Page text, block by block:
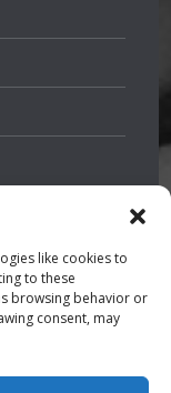
like cookies to
to these
browsing behavior or
consent, may